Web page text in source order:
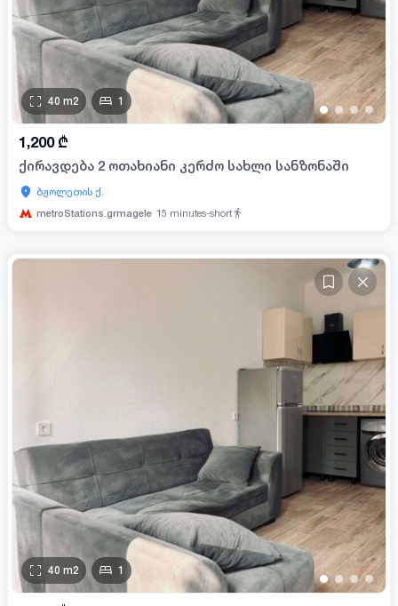
••••
40 m2 1
1,200 ₾
ქირავდება 2 ოთახიანი კერძო სახლი სანზონაში
ბჟოლეთის ქ.
metroStations.grmagele 15 minutes-short
••••
40 m2 1